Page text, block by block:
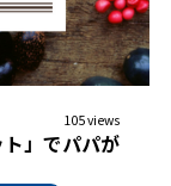
105 views
」でパパが